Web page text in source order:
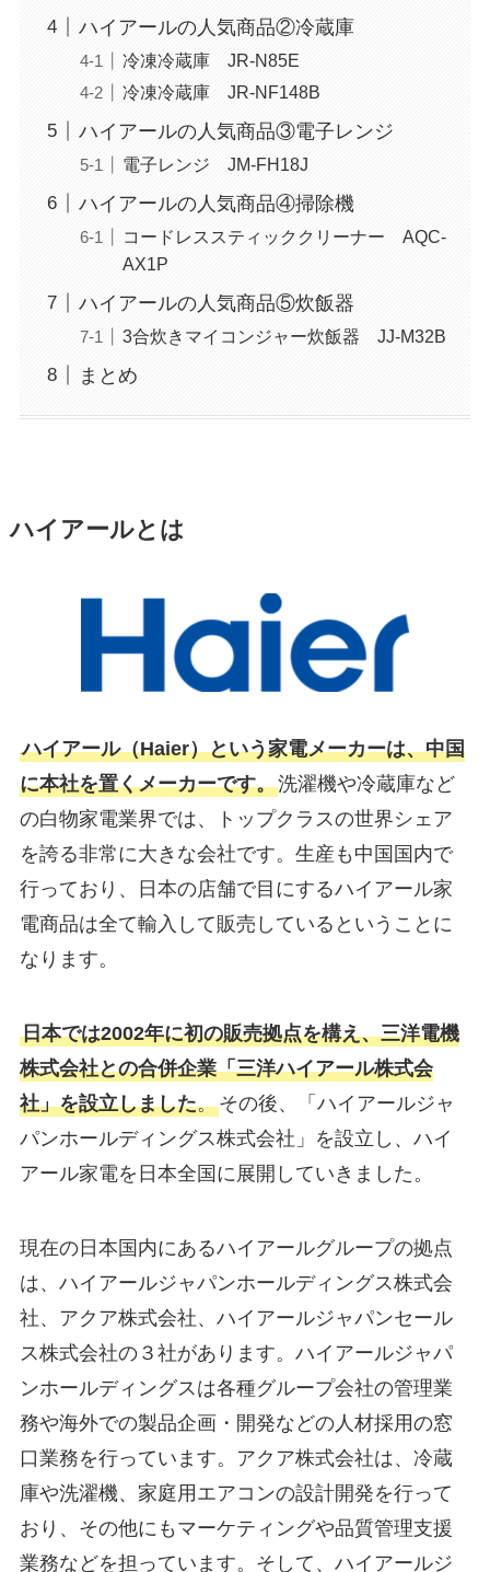
ハイアールの人気商品②冷蔵庫
冷凍冷蔵庫 JR-N85E
冷凍冷蔵庫 JR-NF148B
ハイアールの人気商品③電子レンジ
電子レンジ JM-FH18J
ハイアールの人気商品④掃除機
コードレススティッククリーナー AQC-
AX1P
ハイアールの人気商品⑤炊飯器
3合炊きマイコンジャー炊飯器 JJ-M32B
まとめ
ハイアールとは
ハイアール（Haier）という家電メーカーは、中国
に本社を置くメーカーです。洗濯機や冷蔵庫など
の白物家電業界では、トップクラスの世界シェア
を誇る非常に大きな会社です。生産も中国国内で
行っており、日本の店舗で目にするハイアール家
電商品は全て輸入して販売しているということに
なります。
日本では2002年に初の販売拠点を構え、三洋電機
株式会社との合併企業「三洋ハイアール株式会
社」を設立しました。その後、「ハイアールジャ
パンホールディングス株式会社」を設立し、ハイ
アール家電を日本全国に展開していきました。
現在の日本国内にあるハイアールグループの拠点
は、ハイアールジャパンホールディングス株式会
社、アクア株式会社、ハイアールジャパンセール
ス株式会社の３社があります。 ハイアールジャパ
ンホールディングスは各種グループ会社の管理業
務や海外での製品企画・開発などの人材採用の窓
口業務を行っています。アクア株式会社は、冷蔵
庫や洗濯機、家庭用エアコンの設計開発を行って
おり、その他にもマーケティングや品質管理支援
業務などを担っています。そして、ハイアールジ